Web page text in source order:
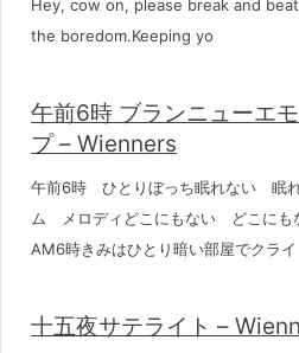
Hey, cow on, please break and
the boredom.Keeping yo
午前6時 ブランニューエ
プ – Wienners
午前6時 ひとりぼっち眠れない 眠
ム メロディどこにもない どこにも
AM6時きみはひとり暗い部屋でクラ
十五夜サテライト –